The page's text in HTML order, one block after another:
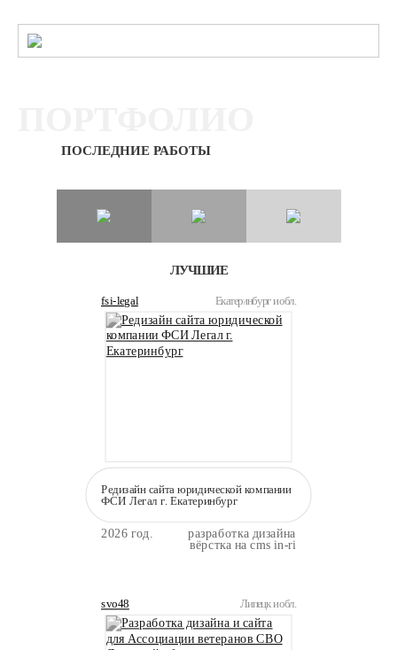
ПОСЛЕДНИЕ РАБОТЫ
ЛУЧШИЕ
fsi-legal Екатеринбург и обл.
Редизайн сайта юридической компании
ФСИ Легал г. Екатеринбург
2026 год. разработка дизайна
вёрстка на cms in-ri
svo48 Липецк и обл.